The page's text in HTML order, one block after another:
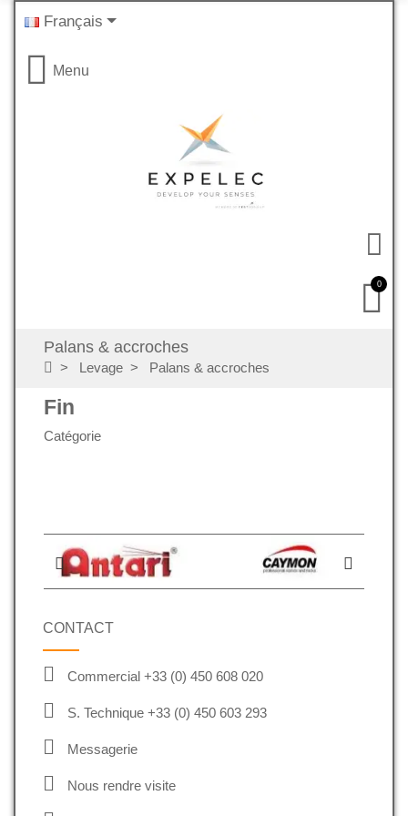
Français
Menu
0
Palans & accroches
Levage Palans & accroches
Fin
Catégorie
CONTACT
Commercial +33 (0) 450 608 020
S. Technique +33 (0) 450 603 293
Messagerie
Nous rendre visite